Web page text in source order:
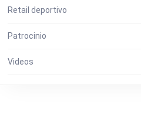
Retail deportivo
Patrocinio
Videos